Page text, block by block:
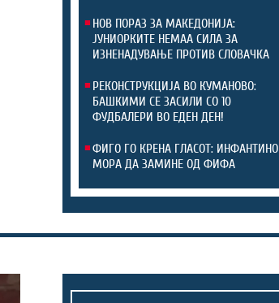
НОВ ПОРАЗ ЗА МАКЕДОНИЈА:
ЈУНИОРКИТЕ НЕМАА СИЛА ЗА
ИЗНЕНАДУВАЊЕ ПРОТИВ СЛОВАЧКА
РЕКОНСТРУКЦИЈА ВО КУМАНОВО:
БАШКИМИ СЕ ЗАСИЛИ СО 10
ФУДБАЛЕРИ ВО ЕДЕН ДЕН!
ФИГО ГО КРЕНА ГЛАСОТ: ИНФАНТИНО
МОРА ДА ЗАМИНЕ ОД ФИФА